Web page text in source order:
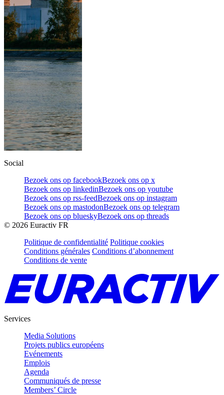
Social
Bezoek ons op facebookBezoek ons op x
Bezoek ons op linkedinBezoek ons op youtube
Bezoek ons op rss-feedBezoek ons op instagram
Bezoek ons op mastodonBezoek ons op telegram
Bezoek ons op blueskyBezoek ons op threads
© 2026 Euractiv FR
Politique de confidentialité Politique cookies
Conditions générales Conditions d’abonnement
Conditions de vente
Services
Media Solutions
Projets publics européens
Evénements
Emplois
Agenda
Communiqués de presse
Members’ Circle